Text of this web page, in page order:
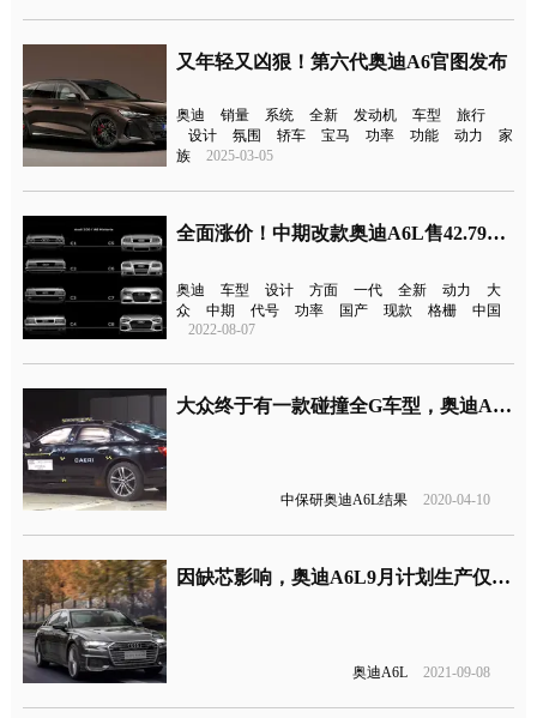
又年轻又凶狠！第六代奥迪A6官图发布
奥迪 销量 系统 全新 发动机 车型
旅行
设计
氛围 轿车 宝马 功率 功能 动力
家
族
2025-03-05
全面涨价！中期改款奥迪A6L售42.79万元起
奥迪 车型 设计 方面 一代 全新 动力
大
众
中期 代号 功率 国产 现款 格栅
中国
2022-08-07
大众终于有一款碰撞全G车型，奥迪A6L中保研结果发布
中保研奥迪A6L结果 2020-04-10
因缺芯影响，奥迪A6L9月计划生产仅一天
奥迪A6L 2021-09-08